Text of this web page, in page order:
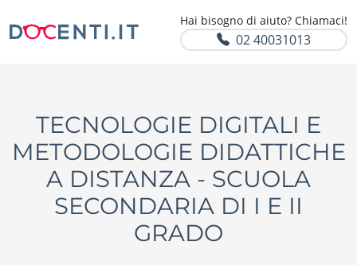
Hai bisogno di aiuto? Chiamaci!
02 40031013
TECNOLOGIE DIGITALI E
METODOLOGIE DIDATTICHE
A DISTANZA - SCUOLA
SECONDARIA DI I E II
GRADO